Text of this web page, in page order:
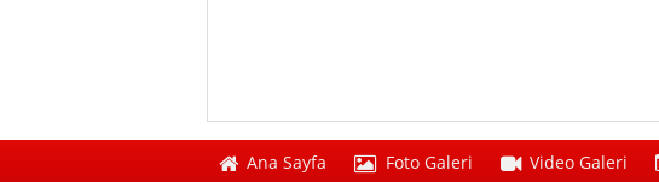
Ana Sayfa Foto Galeri Video Galeri